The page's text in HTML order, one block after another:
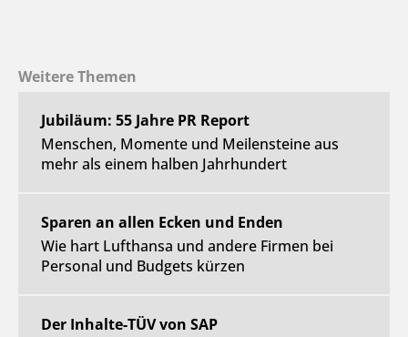
Weitere Themen
Jubiläum: 55 Jahre PR Report
Menschen, Momente und Meilensteine aus
mehr als einem halben Jahrhundert
Sparen an allen Ecken und Enden
Wie hart Lufthansa und andere Firmen bei
Personal und Budgets kürzen
Der Inhalte-TÜV von SAP